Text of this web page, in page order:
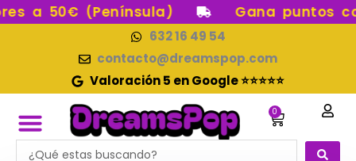
Ir a 50€ (Península) Gana puntos con
632 16 49 54
contacto@dreamspop.com
Valoración 5 en Google ⭐⭐⭐⭐⭐
0
Carrito
Search